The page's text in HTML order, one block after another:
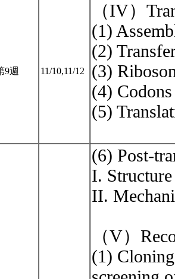
9週 11/10,11/12
（IV）
(1)
(2)
(3)
(4)
(5)
(6) Post-
I. Structure
II.
（V）
(1)